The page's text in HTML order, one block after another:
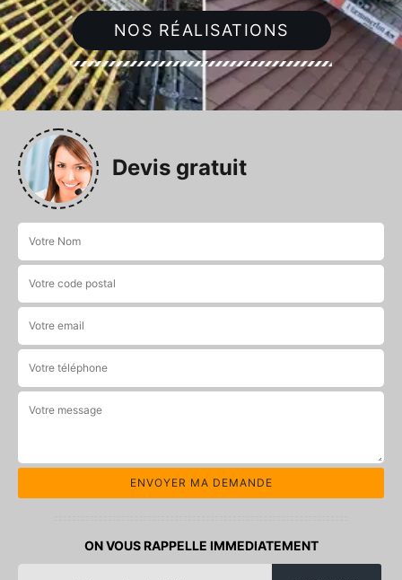
NOS RÉALISATIONS
Devis gratuit
ON VOUS RAPPELLE IMMEDIATEMENT